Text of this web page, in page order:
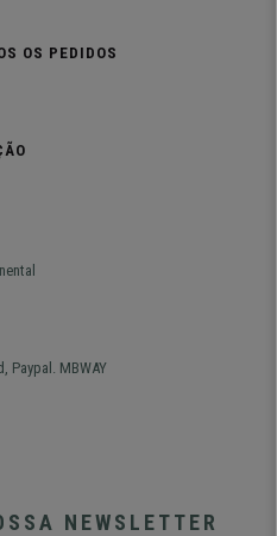
OS PEDIDOS
Paypal. MBWAY
NEWSLETTER